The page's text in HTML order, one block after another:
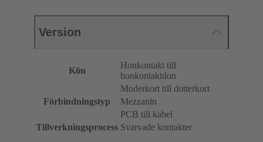
Version
Kön
Honkontakt till
honkontaktdon
Förbindningstyp
Moderkort till dotterkort
Mezzanin
PCB till kabel
Tillverkningsprocess Svarvade kontakter